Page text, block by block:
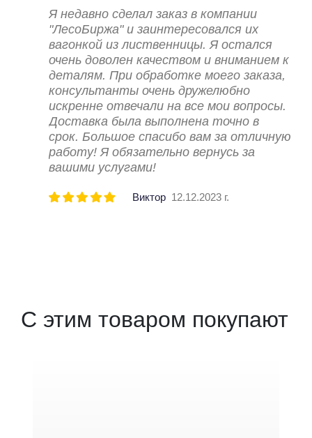
Я недавно сделал заказ в компании
"ЛесоБиржа" и заинтересовался их
вагонкой из лиственницы. Я остался
очень доволен качеством и вниманием к
деталям. При обработке моего заказа,
консультанты очень дружелюбно
искренне отвечали на все мои вопросы.
Доставка была выполнена точно в
срок. Большое спасибо вам за отличную
работу! Я обязательно вернусь за
вашими услугами!
Виктор 12.12.2023 г.